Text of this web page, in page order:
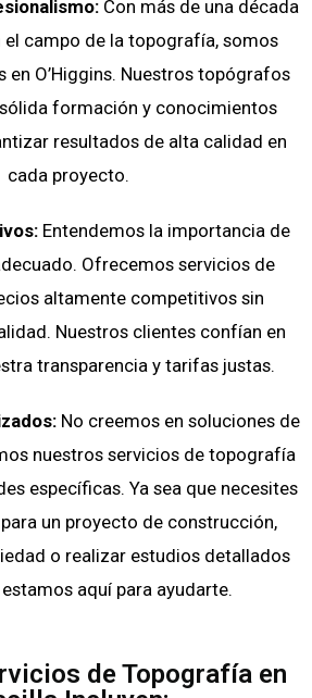
Con más de una década
el campo de la topografía, somos
en O’Higgins. Nuestros topógrafos
formación y conocimientos
resultados de alta calidad en
cada proyecto.
Entendemos la importancia de
Ofrecemos servicios de
altamente competitivos sin
Nuestros clientes confían en
transparencia y tarifas justas.
No creemos en soluciones de
nuestros servicios de topografía
específicas. Ya sea que necesites
un proyecto de construcción,
o realizar estudios detallados
aquí para ayudarte.
de Topografía en